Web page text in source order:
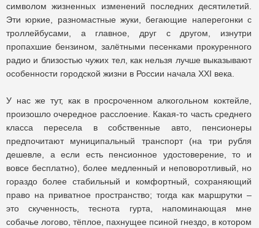
символом жизненных изменений последних десятилетий.
Эти юркие, разномастные жуки, бегающие наперегонки с
троллейбусами, а главное, друг с другом, изнутри
пропахшие бензином, залётными песенками прокуренного
радио и близостью чужих тел, как нельзя лучше выказывают
особенности городской жизни в России начала XXI века.
У нас же тут, как в просроченном алкогольном коктейле,
произошло очередное расслоение. Какая-то часть среднего
класса пересела в собственные авто, пенсионеры
предпочитают муниципальный транспорт (на три рубля
дешевле, а если есть пенсионное удостоверение, то и
вовсе бесплатно), более медленный и неповоротливый, но
гораздо более стабильный и комфортный, сохраняющий
право на приватное пространство; тогда как маршрутки –
это скученность, теснота гурта, напоминающая мне
собачье логово, тёплое, пахнущее псиной гнездо, в котором